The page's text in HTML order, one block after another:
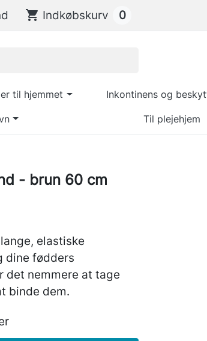
shopping_cart Indkøbskurv 0
til hjemmet Inkontinens og
Til plejehjem
- brun 60 cm
elastiske
dine fødders
nemmere at tage
binde dem.